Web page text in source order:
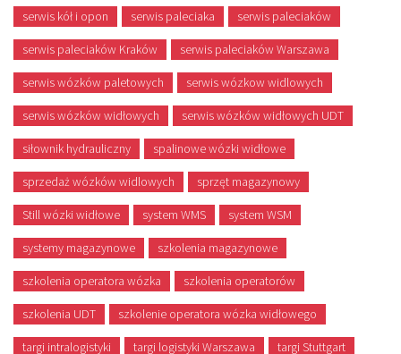
serwis kół i opon serwis paleciaka serwis paleciaków
serwis paleciaków Kraków serwis paleciaków Warszawa
serwis wózków paletowych serwis wózkow widlowych
serwis wózków widłowych serwis wózków widłowych UDT
siłownik hydrauliczny spalinowe wózki widłowe
sprzedaż wózków widlowych sprzęt magazynowy
Still wózki widłowe system WMS system WSM
systemy magazynowe szkolenia magazynowe
szkolenia operatora wózka szkolenia operatorów
szkolenia UDT szkolenie operatora wózka widłowego
targi intralogistyki targi logistyki Warszawa targi Stuttgart